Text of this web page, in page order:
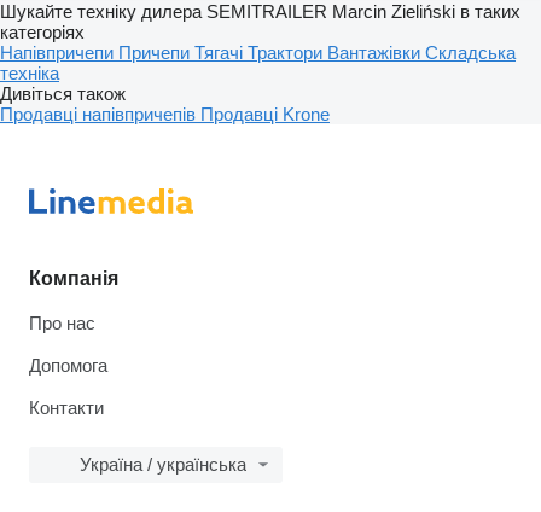
Шукайте техніку дилера SEMITRAILER Marcin Zieliński в таких
категоріях
Напівпричепи Причепи Тягачі Трактори Вантажівки Складська
техніка
Дивіться також
Продавці напівпричепів Продавці Krone
Компанія
Про нас
Допомога
Контакти
Україна / українська